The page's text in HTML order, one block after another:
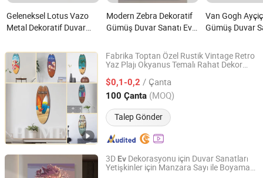
Geleneksel Lotus Vazo
Metal Dekoratif Duvar
Eseri Ev Dekorasyonu
nedir?
Modern Zebra Dekoratif
Gümüş Duvar Sanatı Ev
Van Gogh
Gümüş Duvar
nedir?
Fabrika Toptan Özel Rustik Vintage Retro
Yaz Plajı Okyanus Temalı Rahat Dekor
SanatıBarlar,EvAhşap El Sanatları
Dekorasyonu için
$0,1-0,2 / Çanta
100 Çanta (MOQ)
Talep Gönder
Zhuhai Duoleimi Technology Co., Ltd.
Guangdong, China Fiyat 2024
3D Ev Dekorasyonu için Duvar Sanatları
Yetişkinler için Manzara Sayı ile Boyama
Ningbo Hardwork Art & Craft Co., Ltd.